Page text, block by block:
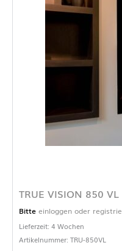
TRUE VISION 850 VL
Bitte einloggen oder
Lieferzeit: 4 Wochen
Artikelnummer: TRU-850VL